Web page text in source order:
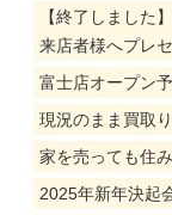
【終了しました
来店者様へプレ
富士店オープン予
現況のまま買取り
家を売っても住
2025年新年決起